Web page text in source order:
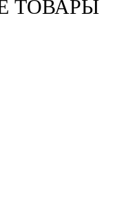
ТОВАРЫ